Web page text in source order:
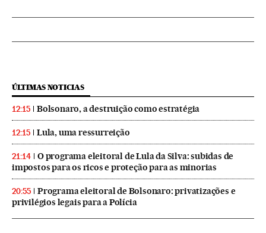
ÚLTIMAS NOTICIAS
12:15 Bolsonaro, a destruição como estratégia
12:15 Lula, uma ressurreição
21:14
O programa eleitoral de Lula da Silva: subidas de
impostos para os ricos e proteção para as minorias
20:55
Programa eleitoral de Bolsonaro: privatizações e
privilégios legais para a Polícia